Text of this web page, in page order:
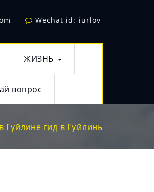
Wechat id: iurlov
ЖИЗНЬ
вопрос
Гуйлине гид в Гуйлинь